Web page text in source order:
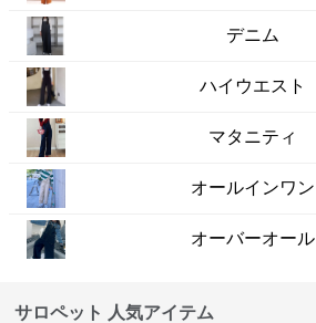
デニム
ハイウエスト
マタニティ
オールインワン
オーバーオール
サロペット 人気アイテム